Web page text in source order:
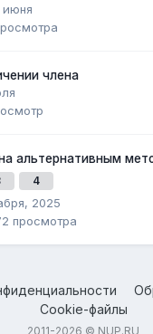
июня
члена
альтернативным
4
2025
просмотра
Cookie-файлы
2011-2026 © NUP.RU